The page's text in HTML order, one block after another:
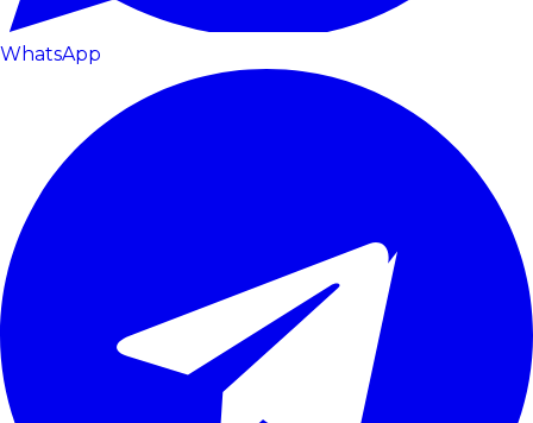
WhatsApp